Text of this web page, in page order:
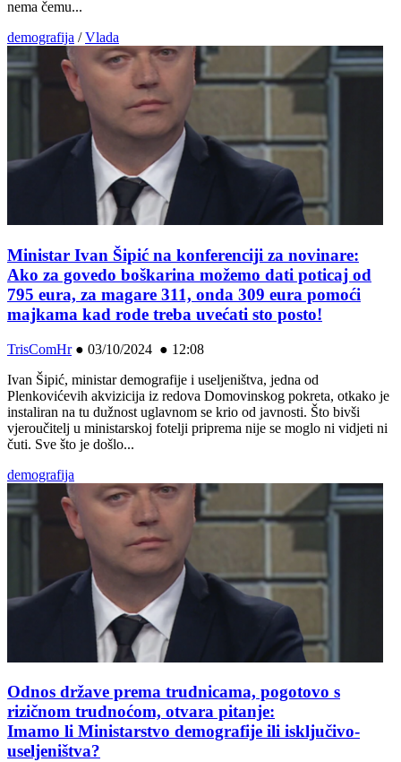
nema čemu...
demografija /Vlada
Ministar Ivan Šipić na konferenciji za novinare:
Ako za govedo boškarina možemo dati poticaj od
795 eura, za magare 311, onda 309 eura pomoći
majkama kad rode treba uvećati sto posto!
TrisComHr● 03/10/2024 ● 12:08
Ivan Šipić, ministar demografije i useljeništva, jedna od
Plenkovićevih akvizicija iz redova Domovinskog pokreta, otkako je
instaliran na tu dužnost uglavnom se krio od javnosti. Što bivši
vjeroučitelj u ministarskoj fotelji priprema nije se moglo ni vidjeti ni
čuti. Sve što je došlo...
demografija
Odnos države prema trudnicama, pogotovo s
rizičnom trudnoćom, otvara pitanje:
Imamo li Ministarstvo demografije ili isključivo-
useljeništva?